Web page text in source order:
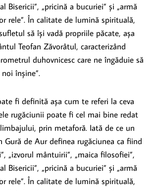
Bisericii”, „pricină a bucuriei” și „armă
rele”. În calitate de lumină spirituală,
să își vadă propriile păcate, așa
Teofan Zăvorâtul, caracterizând
duhovnicesc care ne îngăduie să
înșine”.
fi definită așa cum te referi la ceva
rugăciunii poate fi cel mai bine redat
prin metaforă. Iată de ce un
Gură de Aur definea rugăciunea ca fiind
„izvorul mântuirii”, „maica filosofiei”,
Bisericii”, „pricină a bucuriei” și „armă
rele”. În calitate de lumină spirituală,